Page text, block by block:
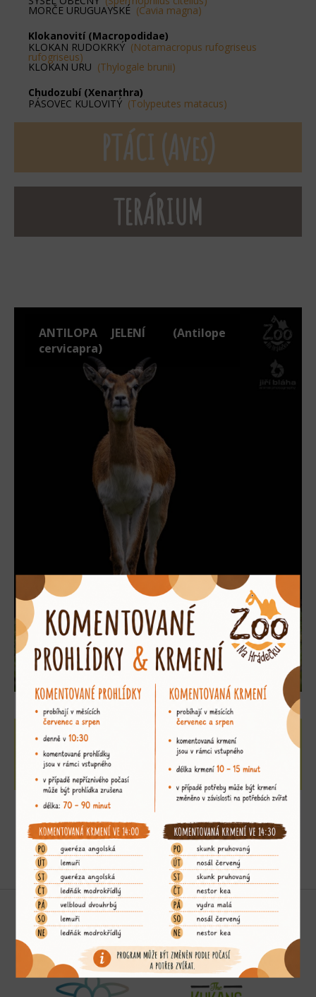
MORČE URUGUAYSKÉ (Cavia magna)
Klokanovití (Macropodidae)
KLOKAN RUDOKRKÝ (Notamacropus rufogriseus
rufogriseus)
KLOKAN URU (Thylogale brunii)
Chudozubí (Xenarthra)
PÁSOVEC KULOVITÝ (Tolypeutes matacus)
PTÁCI (Aves)
TERÁRIUM
ANTILOPA JELENÍ (Antilope
cervicapra)
adoptujte si mě
Podporujeme